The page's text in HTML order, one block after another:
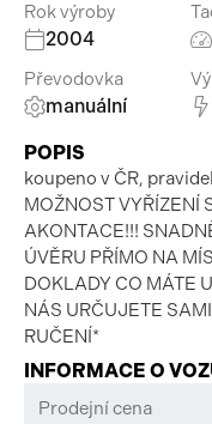
Rok výroby
2004
Převodovka
manuální
POPIS
koupeno v ČR,
MOŽNOST VYŘÍZENÍ
AKONTACE!!!
ÚVĚRU PŘÍMO NA
DOKLADY CO MÁTE
NÁS URČUJETE
RUČENÍ*
INFORMACE O
Prodejní cena